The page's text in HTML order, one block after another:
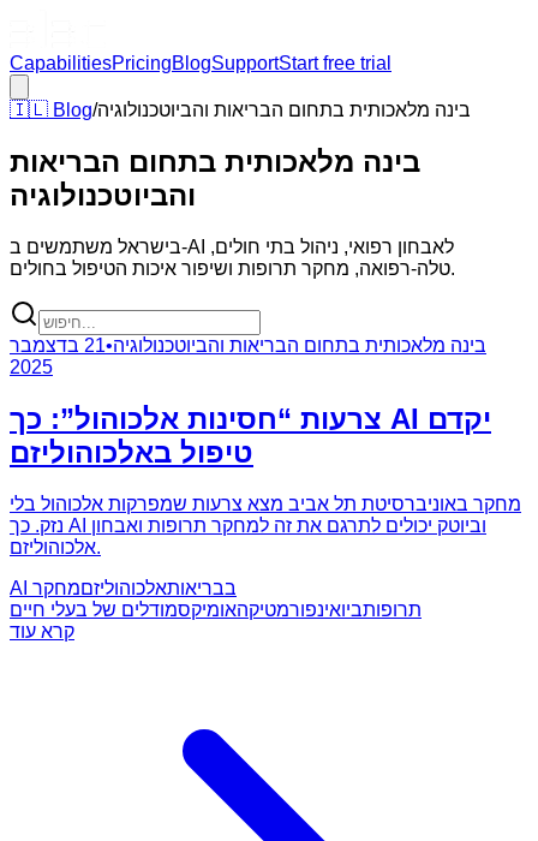
CapabilitiesPricingBlogSupportStart free trial
🇮🇱 Blog/בינה מלאכותית בתחום הבריאות והביוטכנולוגיה
בינה מלאכותית בתחום הבריאות
והביוטכנולוגיה
בישראל משתמשים ב-AI לאבחון רפואי, ניהול בתי חולים,
טלה-רפואה, מחקר תרופות ושיפור איכות הטיפול בחולים.
בינה מלאכותית בתחום הבריאות והביוטכנולוגיה•
21 בדצמבר
2025
צרעות “חסינות אלכוהול”: כך AI יקדם
טיפול באלכוהוליזם
מחקר באוניברסיטת תל אביב מצא צרעות שמפרקות אלכוהול בלי
נזק. כך AI וביוטק יכולים לתרגם את זה למחקר תרופות ואבחון
אלכוהוליזם.
AI בבריאותאלכוהוליזםמחקר
תרופותביואינפורמטיקהאומיקסמודלים של בעלי חיים
קרא עוד